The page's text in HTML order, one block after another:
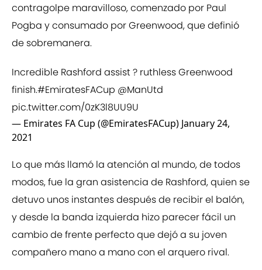
contragolpe maravilloso, comenzado por Paul
Pogba y consumado por Greenwood, que definió
de sobremanera.
Incredible Rashford assist ? ruthless Greenwood
finish.#EmiratesFACup @ManUtd
pic.twitter.com/0zK3l8UU9U
— Emirates FA Cup (@EmiratesFACup) January 24,
2021
Lo que más llamó la atención al mundo, de todos
modos, fue la gran asistencia de Rashford, quien se
detuvo unos instantes después de recibir el balón,
y desde la banda izquierda hizo parecer fácil un
cambio de frente perfecto que dejó a su joven
compañero mano a mano con el arquero rival.